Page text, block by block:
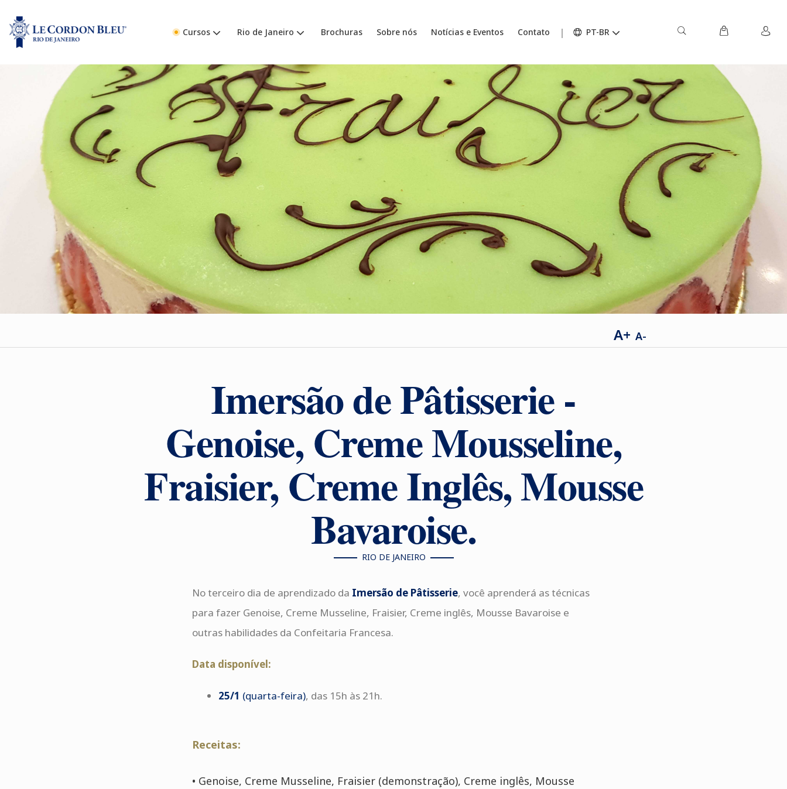
Cursos Rio de Janeiro Brochuras Sobre nós Notícias e Eventos Contato PT-BR
A+ A-
Imersão de Pâtisserie -
Genoise, Creme Mousseline,
Fraisier, Creme Inglês, Mousse
Bavaroise.
RIO DE JANEIRO
No terceiro dia de aprendizado da Imersão de Pâtisserie, você aprenderá as técnicas
para fazer Genoise, Creme Musseline, Fraisier, Creme inglês, Mousse Bavaroise e
outras habilidades da Confeitaria Francesa.
Data disponível:
25/1 (quarta-feira), das 15h às 21h.
Receitas:
• Genoise, Creme Musseline, Fraisier (demonstração), Creme inglês, Mousse